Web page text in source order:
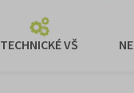
TECHNICKÉ VŠ